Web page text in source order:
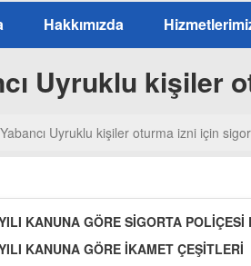
Hakkımızda
Uyruklu kişiler
Yabancı Uyruklu kişiler oturma izni için
KANUNA GÖRE SİGORTA POLİÇESİ
KANUNA GÖRE İKAMET ÇEŞİTLERİ